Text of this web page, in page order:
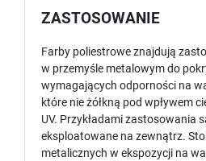
ZASTOSOWANIE
Farby poliestrowe znajdują
w przemyśle metalowym do
wymagających odporności na
które nie żółkną pod wpływem
UV. Przykładami zastosowania
eksploatowane na zewnątrz.
metalicznych w ekspozycji na